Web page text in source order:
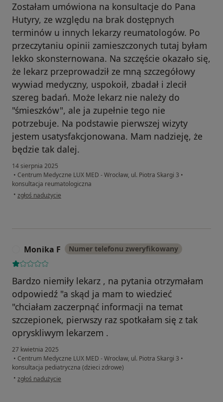
Zostałam umówiona na konsultacje do Pana
Hutyry, ze względu na brak dostępnych
terminów u innych lekarzy reumatologów. Po
przeczytaniu opinii zamieszczonych tutaj byłam
lekko skonsternowana. Na szczęście okazało się,
że lekarz przeprowadził ze mną szczegółowy
wywiad medyczny, uspokoił, zbadał i zlecił
szereg badań. Może lekarz nie należy do
"śmieszków", ale ja zupełnie tego nie
potrzebuje. Na podstawie pierwszej wizyty
jestem usatysfakcjonowana. Mam nadzieję, że
będzie tak dalej.
14 sierpnia 2025
• Centrum Medyczne LUX MED - Wrocław, ul. Piotra Skargi 3 •
konsultacja reumatologiczna
• w opinii użytkownika Pacjent
zgłoś nadużycie
Monika F Numer telefonu zweryfikowany
Bardzo niemiły lekarz , na pytania otrzymałam
odpowiedź "a skąd ja mam to wiedzieć
"chciałam zaczerpnąć informacji na temat
szczepionek, pierwszy raz spotkałam się z tak
opryskliwym lekarzem .
27 kwietnia 2025
• Centrum Medyczne LUX MED - Wrocław, ul. Piotra Skargi 3 •
konsultacja pediatryczna (dzieci zdrowe)
• w opinii użytkownika Monika F
zgłoś nadużycie